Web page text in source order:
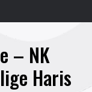
– NK
Haris